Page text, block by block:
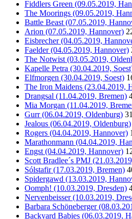
Fiddlers Green (09.05.2019,
The Moorings (09.05.2019,
Battle Beast (07.05.2019,
Arion (07.05.2019, Hannover)
Eisbrecher (04.05.2019,
Faelder (04.05.2019, Hannover)
The Notwist (03.05.2019,
Kapelle Petra (30.04.2019,
Elfmorgen (30.04.2019, Soest)
The Iron Maidens (23.04.2019,
Drangsal (11.04.2019, Bremen)
Mia Morgan (11.04.2019,
Gurr (06.04.2019, Oldenburg) 31
Jealous (06.04.2019, Oldenburg)
Rogers (04.04.2019, Hannover)
Marathonmann (04.04.2019,
Engst (04.04.2019, Hannover)
Scott Bradlee´s PMJ
Sólstafir (17.03.2019, Bremen)
Spidergawd (13.03.2019,
Oomph! (10.03.2019, Dresden)
Nervenbeisser (10.03.2019,
Barbara Schöneberger
Backyard Babies (06.03.2019,